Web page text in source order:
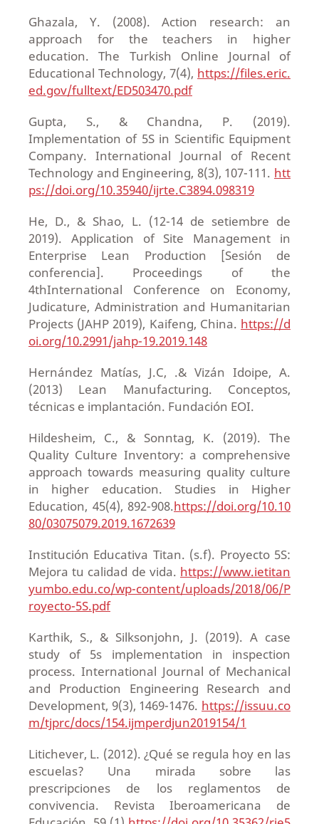
Ghazala, Y. (2008). Action research: an
approach for the teachers in higher
education. The Turkish Online Journal of
Educational Technology, 7(4), https://files.eric.
ed.gov/fulltext/ED503470.pdf
Gupta, S., & Chandna, P. (2019).
Implementation of 5S in Scientific Equipment
Company. International Journal of Recent
Technology and Engineering, 8(3), 107-111. htt
ps://doi.org/10.35940/ijrte.C3894.098319
He, D., & Shao, L. (12-14 de setiembre de
2019). Application of Site Management in
Enterprise Lean Production [Sesión de
conferencia]. Proceedings of the
4thInternational Conference on Economy,
Judicature, Administration and Humanitarian
Projects (JAHP 2019), Kaifeng, China. https://d
oi.org/10.2991/jahp-19.2019.148
Hernández Matías, J.C, .& Vizán Idoipe, A.
(2013) Lean Manufacturing. Conceptos,
técnicas e implantación. Fundación EOI.
Hildesheim, C., & Sonntag, K. (2019). The
Quality Culture Inventory: a comprehensive
approach towards measuring quality culture
in higher education. Studies in Higher
Education, 45(4), 892-908.https://doi.org/10.10
80/03075079.2019.1672639
Institución Educativa Titan. (s.f). Proyecto 5S:
Mejora tu calidad de vida. https://www.ietitan
yumbo.edu.co/wp-content/uploads/2018/06/P
royecto-5S.pdf
Karthik, S., & Silksonjohn, J. (2019). A case
study of 5s implementation in inspection
process. International Journal of Mechanical
and Production Engineering Research and
Development, 9(3), 1469-1476. https://issuu.co
m/tjprc/docs/154.ijmperdjun2019154/1
Litichever, L. (2012). ¿Qué se regula hoy en las
escuelas? Una mirada sobre las
prescripciones de los reglamentos de
convivencia. Revista Iberoamericana de